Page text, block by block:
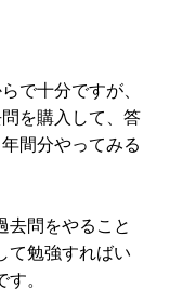
で十分ですが、
を購入して、答
間分やってみる
問をやること
て勉強すればい
。